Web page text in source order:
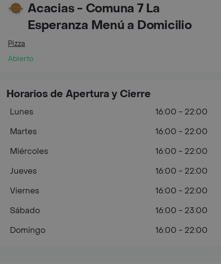
Acacias - Comuna 7 La
Esperanza Menú a Domicilio
Pizza
Abierto
Horarios de Apertura y Cierre
Lunes
16:00 - 22:00
Martes
16:00 - 22:00
Miércoles
16:00 - 22:00
Jueves
16:00 - 22:00
Viernes
16:00 - 22:00
Sábado
16:00 - 23:00
Domingo
16:00 - 22:00